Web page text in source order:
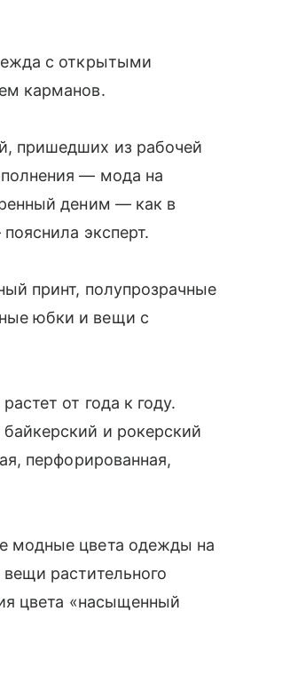
с открытыми
карманов.
пришедших из рабочей
— мода на
деним — как в
эксперт.
принт, полупрозрачные
юбки и вещи с
от года к году.
и рокерский
перфорированная,
модные цвета одежды на
растительного
цвета «насыщенный